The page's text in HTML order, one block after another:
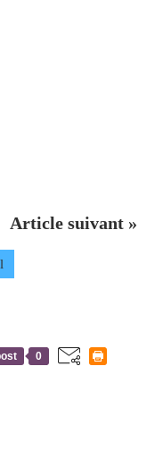
Article suivant »
0